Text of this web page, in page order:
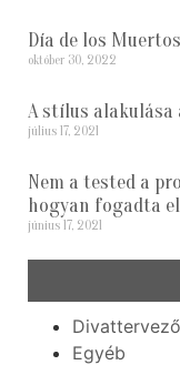
Día de los
október 30, 2022
A stílus alakulása
július 17, 2021
Nem a tested a
hogyan fogadta
június 17, 2021
Egyéb